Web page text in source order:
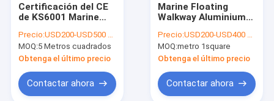
Certificación del CE
de KS6001 Marine
Aluminum Marine
Dock
Precio:USD200-USD500 per square meter
MOQ:5 Metros cuadrados
Obtenga el último precio
Contactar ahora
Marine Floating
Walkway Aluminium
Marine Bridge Dock
Precio:USD200-USD400 per square meter
MOQ:metro 1square
Obtenga el último precio
Contactar ahora